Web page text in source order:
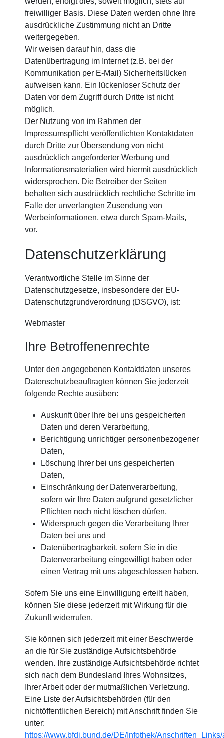
freiwilliger Basis. Diese Daten werden ohne Ihre
ausdrückliche Zustimmung nicht an Dritte
weitergegeben.
Wir weisen darauf hin, dass die
Datenübertragung im Internet (z.B. bei der
Kommunikation per E-Mail) Sicherheitslücken
aufweisen kann. Ein lückenloser Schutz der
Daten vor dem Zugriff durch Dritte ist nicht
möglich.
Der Nutzung von im Rahmen der
Impressumspflicht veröffentlichten Kontaktdaten
durch Dritte zur Übersendung von nicht
ausdrücklich angeforderter Werbung und
Informationsmaterialien wird hiermit ausdrücklich
widersprochen. Die Betreiber der Seiten
behalten sich ausdrücklich rechtliche Schritte im
Falle der unverlangten Zusendung von
Werbeinformationen, etwa durch Spam-Mails,
vor.
Datenschutzerklärung
Verantwortliche Stelle im Sinne der
Datenschutzgesetze, insbesondere der EU-
Datenschutzgrundverordnung (DSGVO), ist:
Webmaster
Ihre Betroffenenrechte
Unter den angegebenen Kontaktdaten unseres
Datenschutzbeauftragten können Sie jederzeit
folgende Rechte ausüben:
Auskunft über Ihre bei uns gespeicherten
Daten und deren Verarbeitung,
Berichtigung unrichtiger personenbezogener
Daten,
Löschung Ihrer bei uns gespeicherten
Daten,
Einschränkung der Datenverarbeitung,
sofern wir Ihre Daten aufgrund gesetzlicher
Pflichten noch nicht löschen dürfen,
Widerspruch gegen die Verarbeitung Ihrer
Daten bei uns und
Datenübertragbarkeit, sofern Sie in die
Datenverarbeitung eingewilligt haben oder
einen Vertrag mit uns abgeschlossen haben.
Sofern Sie uns eine Einwilligung erteilt haben,
können Sie diese jederzeit mit Wirkung für die
Zukunft widerrufen.
Sie können sich jederzeit mit einer Beschwerde
an die für Sie zuständige Aufsichtsbehörde
wenden. Ihre zuständige Aufsichtsbehörde richtet
sich nach dem Bundesland Ihres Wohnsitzes,
Ihrer Arbeit oder der mutmaßlichen Verletzung.
Eine Liste der Aufsichtsbehörden (für den
nichtöffentlichen Bereich) mit Anschrift finden Sie
unter:
https://www.bfdi.bund.de/DE/Infothek/